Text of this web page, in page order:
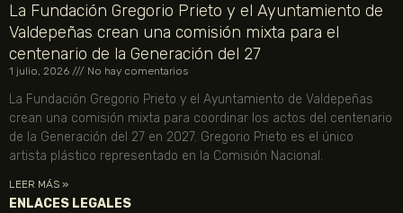
La Fundación Gregorio Prieto y el Ayuntamiento de
Valdepeñas crean una comisión mixta para el
centenario de la Generación del 27
1 julio, 2026 No hay comentarios
La Fundación Gregorio Prieto y el Ayuntamiento de Valdepeñas
crean una comisión mixta para coordinar los actos del centenario
de la Generación del 27 en 2027. Gregorio Prieto es el único
artista plástico representado en la Comisión Nacional.
LEER MÁS »
ENLACES LEGALES